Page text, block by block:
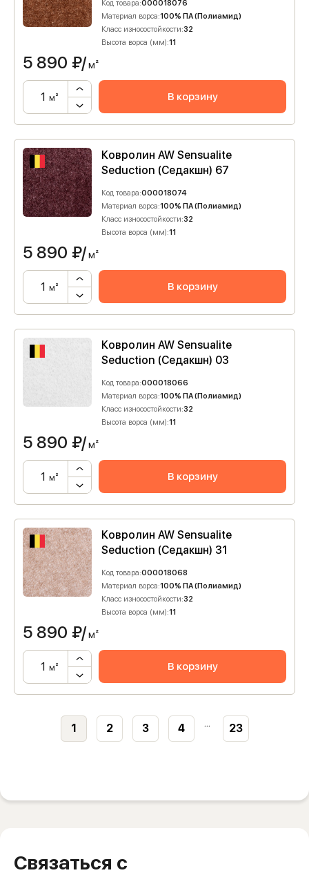
Код товара:000018076
Материал ворса:100% ПА (Полиамид)
Класс износостойкости:32
Высота ворса (мм):11
5 890 ₽/м²
м² В корзину
Ковролин AW Sensualite
Seduction (Седакшн) 67
Код товара:000018074
Материал ворса:100% ПА (Полиамид)
Класс износостойкости:32
Высота ворса (мм):11
5 890 ₽/м²
м² В корзину
Ковролин AW Sensualite
Seduction (Седакшн) 03
Код товара:000018066
Материал ворса:100% ПА (Полиамид)
Класс износостойкости:32
Высота ворса (мм):11
5 890 ₽/м²
м² В корзину
Ковролин AW Sensualite
Seduction (Седакшн) 31
Код товара:000018068
Материал ворса:100% ПА (Полиамид)
Класс износостойкости:32
Высота ворса (мм):11
5 890 ₽/м²
м² В корзину
1 2 3 4 ... 23
Связаться с